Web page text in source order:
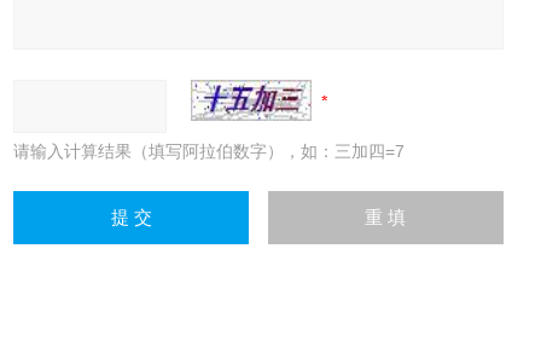
请输入计算结果（填写阿拉伯数字），如：三加四=7